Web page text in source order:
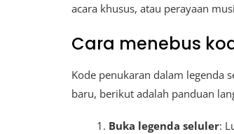
acara khusus, atau perayaan
Cara menebus
Kode penukaran dalam legenda
baru, berikut adalah panduan
Buka legenda seluler: